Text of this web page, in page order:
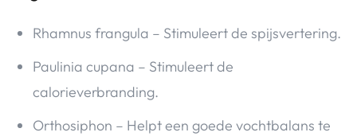
Rhamnus frangula – Stimuleert de spijsvertering.
Paulinia cupana – Stimuleert de
calorieverbranding.
Orthosiphon – Helpt een goede vochtbalans te